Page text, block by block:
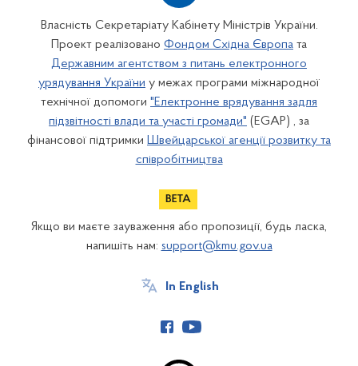
Власність Секретаріату Кабінету Міністрів України.
Проект реалізовано Фондом Східна Європа та
Державним агентством з питань електронного
урядування України у межах програми міжнародної
технічної допомоги "Електронне врядування задля
підзвітності влади та участі громади" (EGAP) , за
фінансової підтримки Швейцарської агенції розвитку та
співробітництва
Якщо ви маєте зауваження або пропозиції, будь ласка,
напишіть нам: support@kmu.gov.ua
In English